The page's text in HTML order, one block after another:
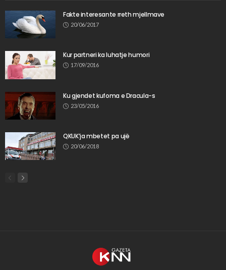
Fakte interesante rreth mjellmave
20/06/2017
Kur partneri ka luhatje humori
17/09/2016
Ku gjendet kufoma e Dracula-s
23/05/2016
QKUK’ja mbetet pa ujë
20/06/2018